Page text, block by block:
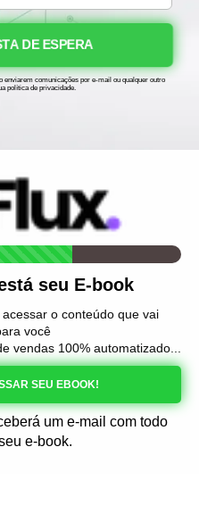
DE ESPERA
enviarem comunicações por e-mail ou qualquer outro
política de privacidade.
seu E-book
o conteúdo que vai
você
vendas 100% automatizado...
SEU EBOOK!
um e-mail com todo
e-book.